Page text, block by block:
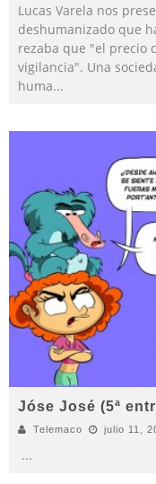
Lucas Varela nos
deshumanizado que
rezaba que "el precio
vigilancia". Una
huma...
Jóse José (5ª
Telemaco julio 11,
...